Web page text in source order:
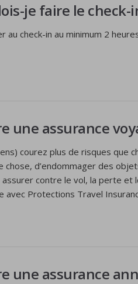
je faire le check-
au check-in au minimum 2
une assurance
courez plus de risques que
d’endommager des
contre le vol, la perte et
avec Protections Travel
une assurance